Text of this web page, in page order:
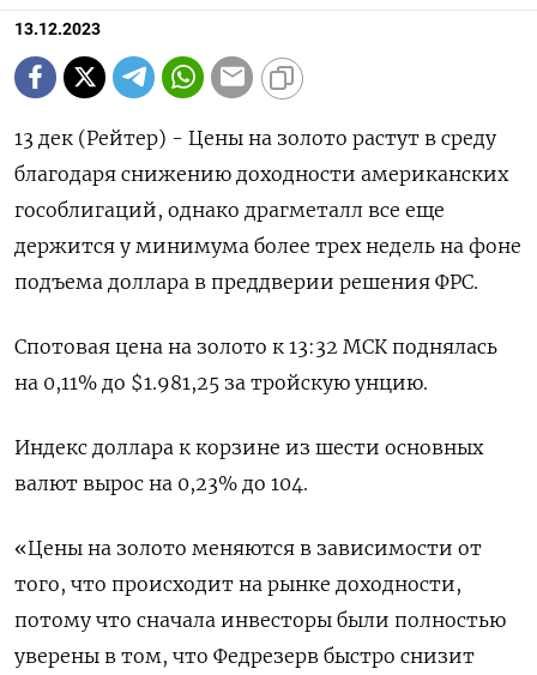
13.12.2023
13 дек (Рейтер) - Цены на золото растут в среду
благодаря снижению доходности американских
гособлигаций, однако драгметалл все еще
держится у минимума более трех недель на фоне
подъема доллара в преддверии решения ФРС.
Спотовая цена на золото к 13:32 МСК поднялась
на 0,11% до $1.981,25​ за тройскую унцию.
Индекс доллара к корзине из шести основных
валют вырос на 0,23% до 104​.
«Цены на золото меняются в зависимости от
того, что происходит на рынке доходности,
потому что сначала инвесторы были полностью
уверены в том, что Федрезерв быстро снизит